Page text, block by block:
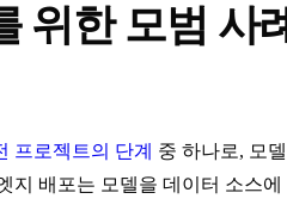
위한 모범 사
프로젝트의 단계 중 하나로, 모
지 배포는 모델을 데이터 소스